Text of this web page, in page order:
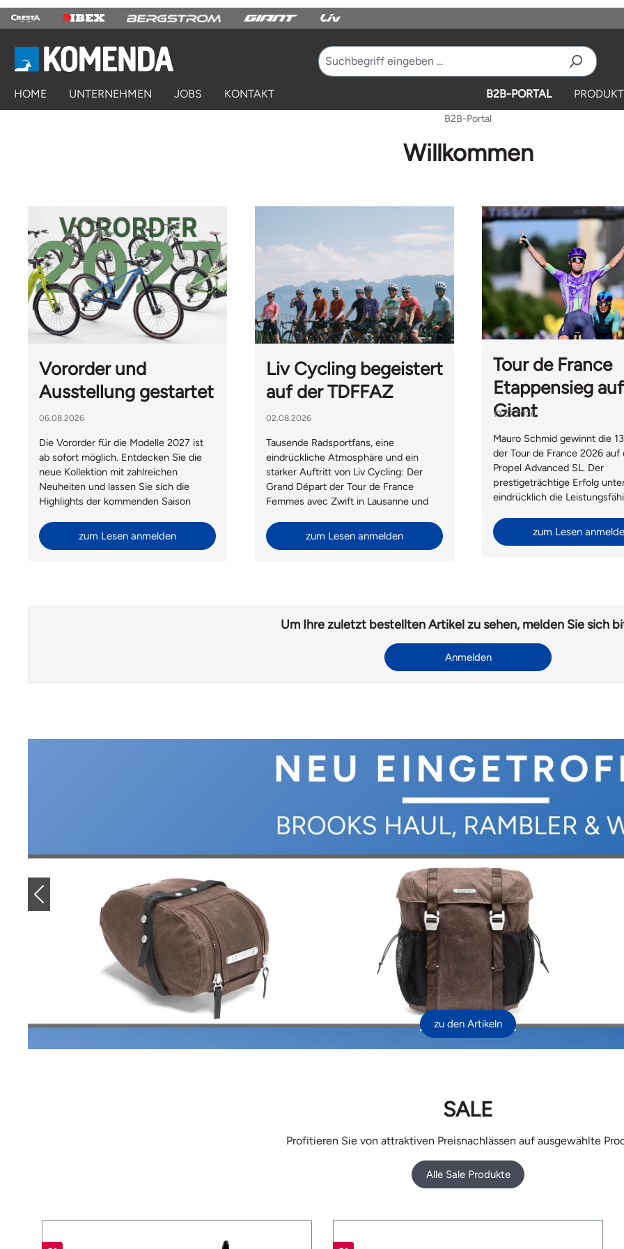
Zur Hauptnavigation springen
HOME UNTERNEHMEN JOBS KONTAKT B2B-PORTAL
B2B-Portal
Willkommen
Vororder und
Ausstellung gestartet
06.08.2026
Die Vororder für die Modelle 2027 ist
ab sofort möglich. Entdecken Sie die
neue Kollektion mit zahlreichen
Neuheiten und lassen Sie sich die
Highlights der kommenden Saison
persönlich in unserer Ausstellung
präsentieren.zum Lesen anmelden
Liv Cycling begeistert
auf der TDFFAZ
02.08.2026
Tausende Radsportfans, eine
eindrückliche Atmosphäre und ein
starker Auftritt von Liv Cycling: Der
Grand Départ der Tour de France
Femmes avec Zwift in Lausanne und
Frauenradsport. Neben dem beliebten
Social Ride mit Velomania und Hélène
zum Lesen anmelden
Tour de France
Etappensieg auf
Giant
19.07.2026
Mauro Schmid gewinnt die
der Tour de France 2026 auf
Propel Advanced SL. Der
prestigeträchtige Erfolg
eindrücklich die
Giant Bikes auf höchstem
Niveau. zum Lesen
Um Ihre zuletzt bestellten Artikel zu sehen, melden Sie sich
Anmelden
zu den Artikeln
Previous
SALE
Profitieren Sie von attraktiven Preisnachlässen auf ausgewählte
Alle Sale Produkte
Produktgalerie überspringen